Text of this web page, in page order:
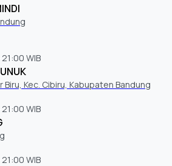
WIB
Biru, Kec. Cibiru, Kabupaten Bandung
WIB
WIB